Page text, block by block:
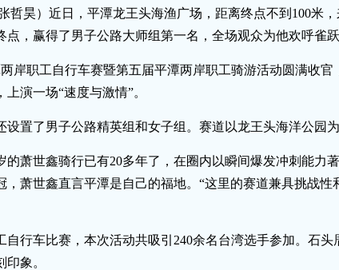
哲昊）近日，平潭龙王头海渔广场，距离终点不到100米
，赢得了男子公路大师组第一名，全场观众为他欢呼雀跃
岸职工自行车赛暨第五届平潭两岸职工骑游活动圆满收
演一场“速度与激情”。
置了男子公路精英组和女子组。赛道以龙王头海洋公园
的萧世鑫骑行已有20多年了，在圈内以瞬间爆发冲刺能力
萧世鑫直言平潭是自己的福地。“这里的赛道兼具挑战性
自行车比赛，本次活动共吸引240余名台湾选手参加。石
象。